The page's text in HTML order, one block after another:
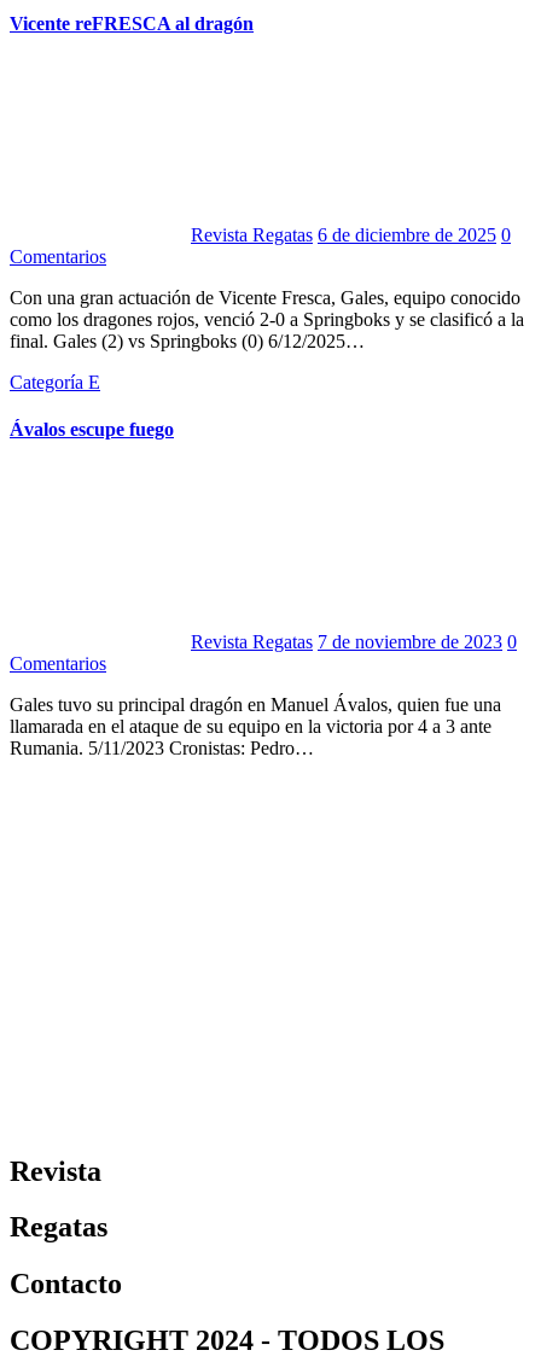
Vicente reFRESCA al dragón
Revista Regatas 6 de diciembre de 2025 0
Comentarios
Con una gran actuación de Vicente Fresca, Gales, equipo conocido
como los dragones rojos, venció 2-0 a Springboks y se clasificó a la
final. Gales (2) vs Springboks (0) 6/12/2025…
Categoría E
Ávalos escupe fuego
Revista Regatas 7 de noviembre de 2023 0
Comentarios
Gales tuvo su principal dragón en Manuel Ávalos, quien fue una
llamarada en el ataque de su equipo en la victoria por 4 a 3 ante
Rumania. 5/11/2023 Cronistas: Pedro…
Revista
Regatas
Contacto
COPYRIGHT 2024 - TODOS LOS